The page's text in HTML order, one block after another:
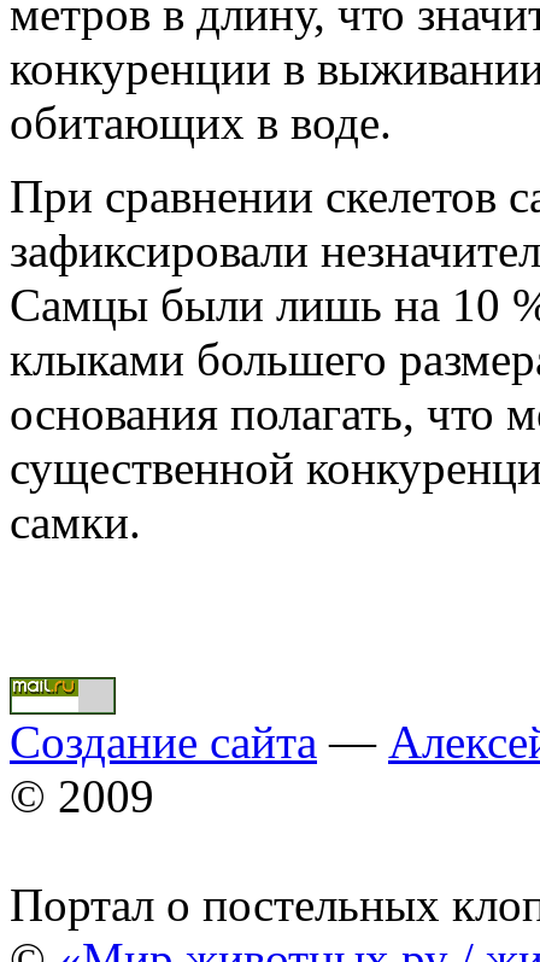
метров в длину, что
конкуренции в
обитающих в воде.
При сравнении скелетов
зафиксировали
Самцы были лишь на 10
клыками большего
основания полагать,
существенной
самки.
Создание сайта —
© 2009
Портал о постельных